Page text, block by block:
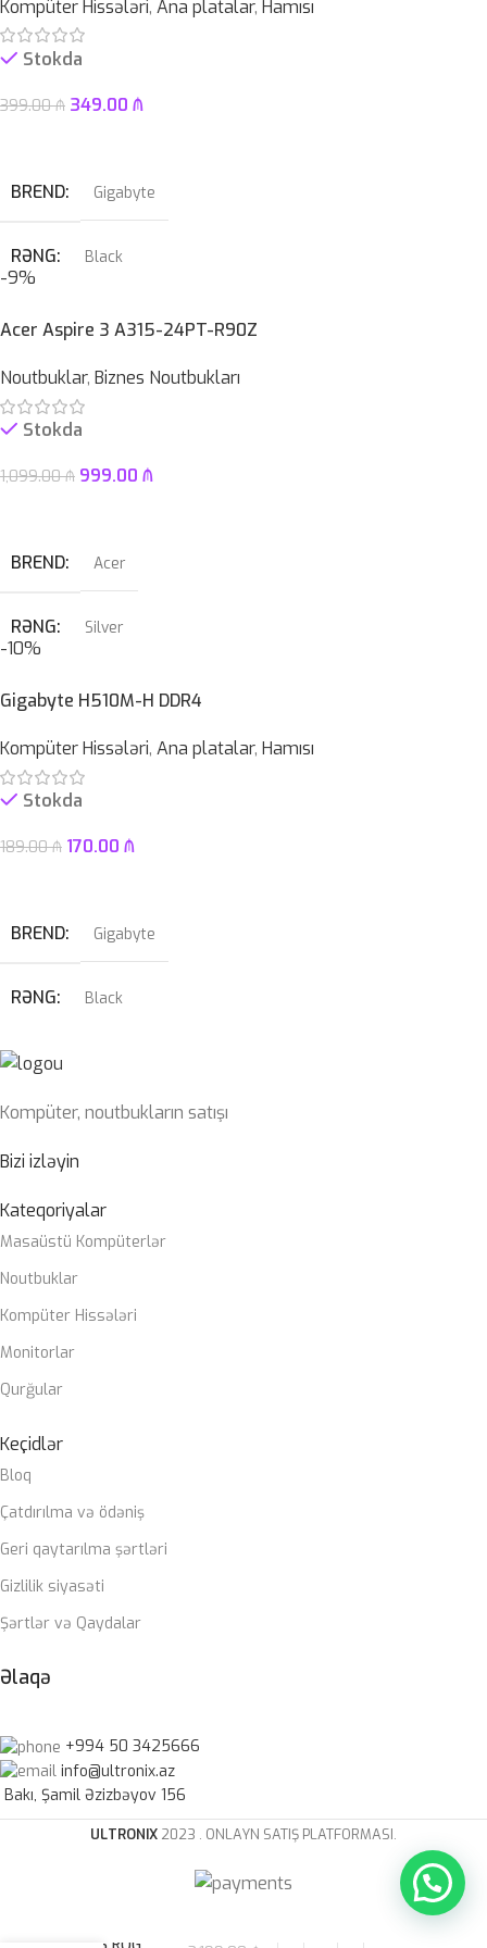
QIDA BLOKU
ZƏMANƏT MÜDDƏTI
OPERATIV YADDAŞ 12GB
SSD 512GB
HDD
ÇƏKI 1,46KG
Kompüter Hissələri, Ana platalar, Hamısı
Stokda
399.00₼ 349.00 ₼
BREND Gigabyte
RƏNG Black
PROSESSOR Intel® LGA 1700 soket
OPERATIV YADDAŞ DDR5
-9%
Acer Aspire 3 A315-24PT-R90Z
Noutbuklar, Biznes Noutbukları
Stokda
1,099.00₼ 999.00 ₼
BREND Acer
RƏNG Silver
PROSESSOR AMD Ryzen™ 5 7520U
OPERATIV YADDAŞ 8 GB
512GB
ÇƏKI
-10%
Gigabyte H510M-H DDR4
Kompüter Hissələri, Ana platalar, Hamısı
Stokda
189.00₼ 170.00 ₼
BREND Gigabyte
RƏNG Black
PROSESSOR
10cu/11ci nəsil Intel® Core™, Pentium® Gold və Celeron®
OPERATIV YADDAŞ
Kompüter, noutbukların satışı
Bizi izləyin
Kateqoriyalar
Masaüstü Kompüterlər
Noutbuklar
Kompüter Hissələri
Monitorlar
Qurğular
Keçidlər
Bloq
Çatdırılma və ödəniş
Geri qaytarılma şərtləri
Gizlilik siyasəti
Şərtlər və Qaydalar
Əlaqə
+994 50 3425666
info@ultronix.az
Bakı, Şamil Əzizbəyov 156
ULTRONIX 2023 . ONLAYN SATIŞ PLATFORMASI.